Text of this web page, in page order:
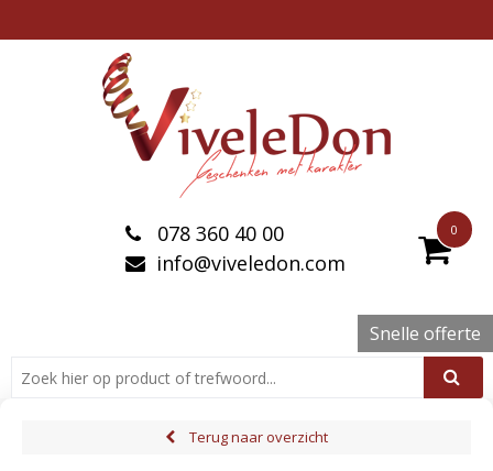
0
078 360 40 00
info@viveledon.com
Snelle offerte
Terug naar overzicht